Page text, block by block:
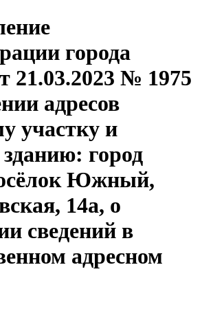
города
21.03.2023 № 1975
адресов
участку и
город
Южный,
14а, о
сведений в
адресном